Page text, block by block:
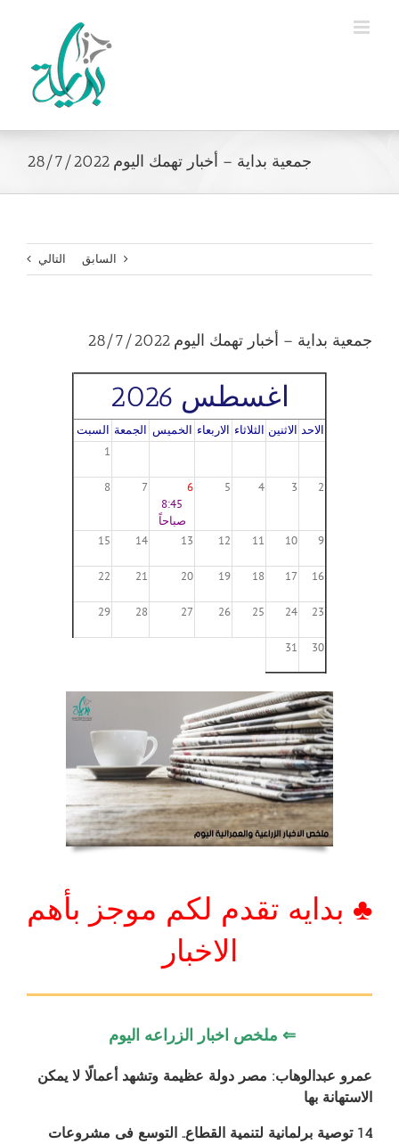
جمعية بداية – أخبار تهمك اليوم 28/7/2022
السابق التالي
جمعية بداية – أخبار تهمك اليوم 28/7/2022
اغسطس 2026
الاحد الاثنين الثلاثاء الاربعاء الخميس الجمعة السبت
1
2
3
4
5
6
8:45
صباحاً
7
8
9
10
11
12
13
14
15
16
17
18
19
20
21
22
23
24
25
26
27
28
29
30
31
♣ بدايه تقدم لكم موجز بأهم
الاخبار
⇐ ملخص اخبار الزراعه اليوم
عمرو عبدالوهاب: مصر دولة عظيمة وتشهد أعمالًا لا يمكن
الاستهانة بها
14 توصية برلمانية لتنمية القطاع.. التوسع فى مشروعات